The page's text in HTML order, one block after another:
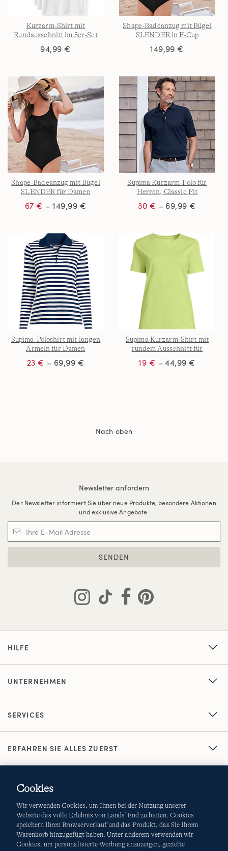
Kurzarm-Shirt mit
Rundausschnitt im 5er-Set
94,99 €
Shape-Badeanzug mit Bügel
SLENDER in F-Cup
149,99 €
Shape-Badeanzug mit Bügel
SLENDER für Damen
67 € – 149,99 €
Supima Kurzarm-Polo für
Herren, Classic Fit
30 € – 69,99 €
Supima-Poloshirt mit langen
Ärmeln für Damen
23 € – 69,99 €
Supima Kurzarm-Shirt mit
rundem Ausschnitt für
19 € – 44,99 €
Nach oben
Newsletter anfordern
Der Newsletter informiert Sie über neue Produkte, besondere Aktionen
und exklusive Angebote.
SENDEN
HILFE
UNTERNEHMEN
SERVICES
ERFAHREN SIE ALLES ZUERST
AGB Datenschutz & Sicherheit
Cookies
Wir verwenden Cookies, um Ihnen bei der Nutzung unserer
Website das volle Erlebnis von Lands' End zu bieten. Cookies
speichern Ihren Browserverlauf und das Produkt, das Sie Ihrem
Warenkorb hinzugefügt haben. Unter anderem verwenden wir
Cookies, um personalisierte Werbung anzuzeigen, gezielte